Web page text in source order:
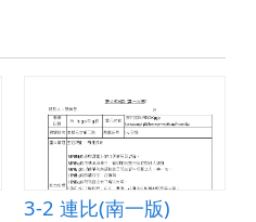
3-2 連比(南一版)